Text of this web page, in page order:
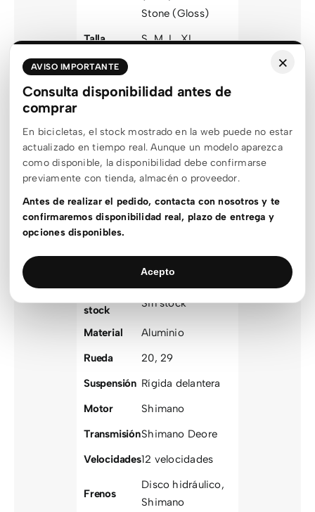
Stone (Gloss)
Talla
S,M,L,XL
Marca
Área
producto
Bicicletas
Modalidad
MTB
Familia
LAUFEY
Talla
optimizada
L, M,S,XL
Color
Unisex
stock
Sin stock
Material
Aluminio
Rueda
20, 29
Suspensión Rígida delantera
Motor
Shimano
TransmisiónShimano Deore
Velocidades12 velocidades
Frenos
Disco hidráulico,
Shimano
×
AVISO IMPORTANTE
Consulta disponibilidad antes de
comprar
En bicicletas, el stock mostrado en la web puede no estar
actualizado en tiempo real. Aunque un modelo aparezca
como disponible, la disponibilidad debe confirmarse
previamente con tienda, almacén o proveedor.
Antes de realizar el pedido, contacta con nosotros y te
confirmaremos disponibilidad real, plazo de entrega y
opciones disponibles.
Acepto